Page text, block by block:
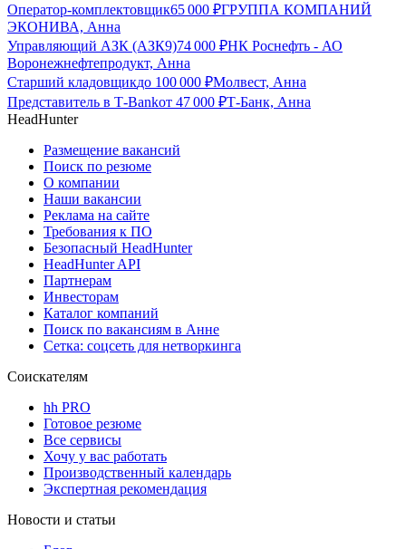
Оператор-комплектовщик65 000 ₽ГРУППА КОМПАНИЙ
ЭКОНИВА, Анна
Управляющий АЗК (АЗК9)74 000 ₽НК Роснефть - АО
Воронежнефтепродукт, Анна
Старший кладовщикдо 100 000 ₽Молвест, Анна
Представитель в Т-Bankот 47 000 ₽Т-Банк, Анна
HeadHunter
Размещение вакансий
Поиск по резюме
О компании
Наши вакансии
Реклама на сайте
Требования к ПО
Безопасный HeadHunter
HeadHunter API
Партнерам
Инвесторам
Каталог компаний
Поиск по вакансиям в Анне
Сетка: соцсеть для нетворкинга
Соискателям
hh PRO
Готовое резюме
Все сервисы
Хочу у вас работать
Производственный календарь
Экспертная рекомендация
Новости и статьи